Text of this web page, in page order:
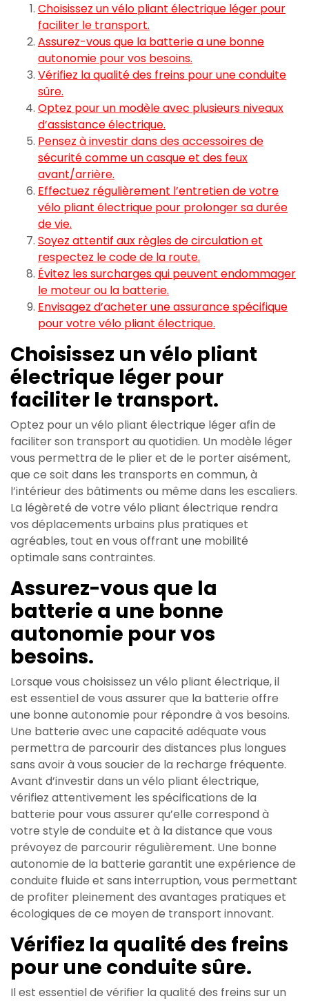
Choisissez un vélo pliant électrique léger pour
faciliter le transport.
Assurez-vous que la batterie a une bonne
autonomie pour vos besoins.
Vérifiez la qualité des freins pour une conduite
sûre.
Optez pour un modèle avec plusieurs niveaux
d’assistance électrique.
Pensez à investir dans des accessoires de
sécurité comme un casque et des feux
avant/arrière.
Effectuez régulièrement l’entretien de votre
vélo pliant électrique pour prolonger sa durée
de vie.
Soyez attentif aux règles de circulation et
respectez le code de la route.
Évitez les surcharges qui peuvent endommager
le moteur ou la batterie.
Envisagez d’acheter une assurance spécifique
pour votre vélo pliant électrique.
Choisissez un vélo pliant
électrique léger pour
faciliter le transport.
Optez pour un vélo pliant électrique léger afin de
faciliter son transport au quotidien. Un modèle léger
vous permettra de le plier et de le porter aisément,
que ce soit dans les transports en commun, à
l’intérieur des bâtiments ou même dans les escaliers.
La légèreté de votre vélo pliant électrique rendra
vos déplacements urbains plus pratiques et
agréables, tout en vous offrant une mobilité
optimale sans contraintes.
Assurez-vous que la
batterie a une bonne
autonomie pour vos
besoins.
Lorsque vous choisissez un vélo pliant électrique, il
est essentiel de vous assurer que la batterie offre
une bonne autonomie pour répondre à vos besoins.
Une batterie avec une capacité adéquate vous
permettra de parcourir des distances plus longues
sans avoir à vous soucier de la recharge fréquente.
Avant d’investir dans un vélo pliant électrique,
vérifiez attentivement les spécifications de la
batterie pour vous assurer qu’elle correspond à
votre style de conduite et à la distance que vous
prévoyez de parcourir régulièrement. Une bonne
autonomie de la batterie garantit une expérience de
conduite fluide et sans interruption, vous permettant
de profiter pleinement des avantages pratiques et
écologiques de ce moyen de transport innovant.
Vérifiez la qualité des freins
pour une conduite sûre.
Il est essentiel de vérifier la qualité des freins sur un